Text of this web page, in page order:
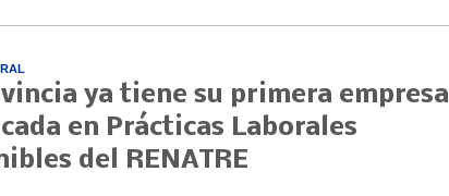
ya tiene su primera empresa
en Prácticas Laborales
del RENATRE